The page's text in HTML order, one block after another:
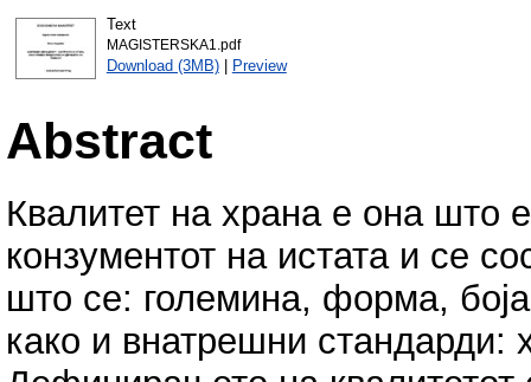
Text
MAGISTERSKA1.pdf
Download (3MB)| Preview
Abstract
Квалитет на храна е она што
конзументот на истата и се
што се: големина, форма, боја,
како и внатрешни